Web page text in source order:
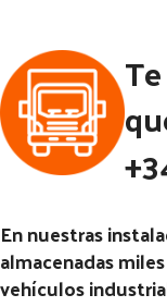
Notas:
Código Pieza:
En nuestras
almacenadas
vehículos